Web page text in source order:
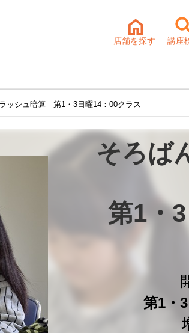
店舗を探す 講座
ッシュ暗算 第1・3日曜14：00クラス
そろば
第1・
第1・